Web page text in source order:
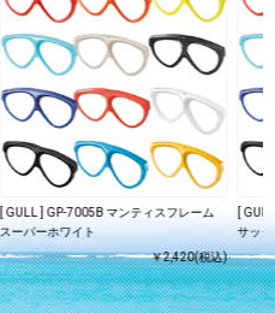
[ GULL ] GP-7005B マンティスフレーム
スーパーホワイト
￥2,420(税込)
[
サック